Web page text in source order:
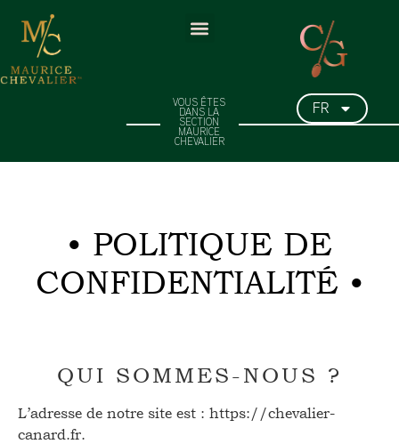
VOUS ÊTES
DANS LA
SECTION
MAURICE
CHEVALIER
FR
POLITIQUE DE
CONFIDENTIALITÉ
QUI SOMMES-NOUS ?
L’adresse de notre site est : https://chevalier-
canard.fr.